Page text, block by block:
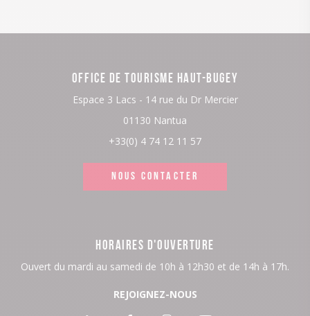
OFFICE DE TOURISME HAUT-BUGEY
Espace 3 Lacs - 14 rue du Dr Mercier
01130 Nantua
+33(0) 4 74 12 11 57
NOUS CONTACTER
HORAIRES D'OUVERTURE
Ouvert du mardi au samedi de 10h à 12h30 et de 14h à 17h.
REJOIGNEZ-NOUS